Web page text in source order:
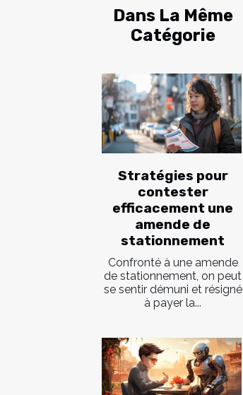
Dans La Même
Catégorie
Stratégies pour
contester
efficacement une
amende de
stationnement
Confronté à une amende
de stationnement, on peut
se sentir démuni et résigné
à payer la...